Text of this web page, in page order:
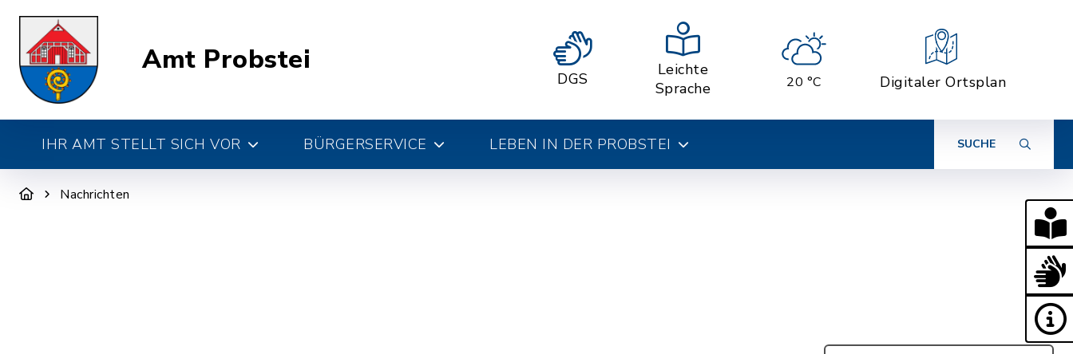
Amt Probstei
DGS
Leichte
Sprache
20 °C Digitaler Ortsplan
IHR AMT STELLT SICH VOR BÜRGERSERVICE LEBEN IN DER PROBSTEI SUCHE
Nachrichten